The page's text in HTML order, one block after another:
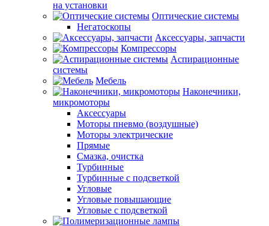
на установки
Оптические системы
Негатоскопы
Аксессуары, запчасти
Компрессоры
Аспирационные
системы
Мебель
Наконечники,
микромоторы
Аксессуары
Моторы пневмо (воздушные)
Моторы электрические
Прямые
Смазка, очистка
Турбинные
Турбинные с подсветкой
Угловые
Угловые повышающие
Угловые с подсветкой